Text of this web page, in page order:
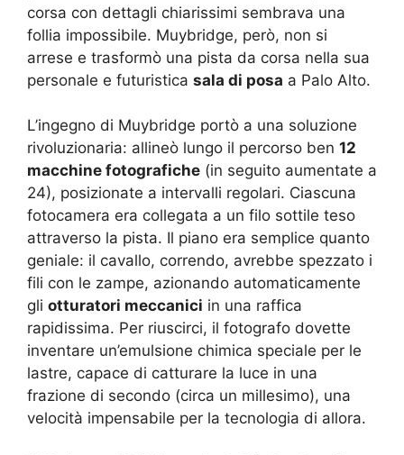
corsa con dettagli chiarissimi sembrava una
follia impossibile. Muybridge, però, non si
arrese e trasformò una pista da corsa nella sua
personale e futuristica sala di posa a Palo Alto.
L’ingegno di Muybridge portò a una soluzione
rivoluzionaria: allineò lungo il percorso ben 12
macchine fotografiche (in seguito aumentate a
24), posizionate a intervalli regolari. Ciascuna
fotocamera era collegata a un filo sottile teso
attraverso la pista. Il piano era semplice quanto
geniale: il cavallo, correndo, avrebbe spezzato i
fili con le zampe, azionando automaticamente
gli otturatori meccanici in una raffica
rapidissima. Per riuscirci, il fotografo dovette
inventare un’emulsione chimica speciale per le
lastre, capace di catturare la luce in una
frazione di secondo (circa un millesimo), una
velocità impensabile per la tecnologia di allora.